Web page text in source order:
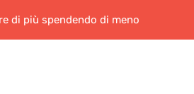
di più spendendo di meno